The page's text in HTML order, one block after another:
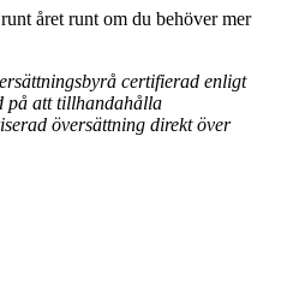
året runt om du behöver mer
certifierad enligt
på att tillhandahålla
översättning direkt över